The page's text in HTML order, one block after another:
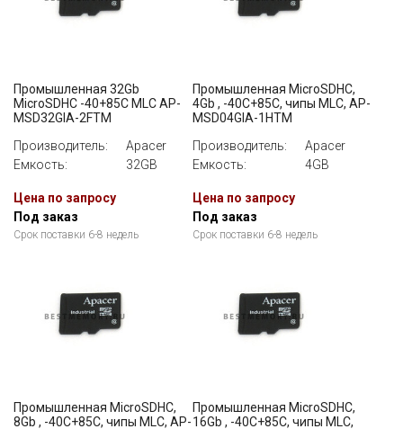
Промышленная 32Gb
MicroSDHC -40+85С MLC AP-
MSD32GIA-2FTM
Производитель:
Apacer
Емкость:
32GB
Цена по запросу
Под заказ
Срок поставки 6-8 недель
Промышленная MicroSDHC,
4Gb , -40C+85C, чипы MLC, AP-
MSD04GIA-1HTM
Производитель:
Apacer
Емкость:
4GB
Цена по запросу
Под заказ
Срок поставки 6-8 недель
Промышленная MicroSDHC,
8Gb , -40C+85C, чипы MLC, AP-
Промышленная MicroSDHC,
16Gb , -40C+85C, чипы MLC,